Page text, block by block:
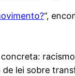
“,
lei sobre